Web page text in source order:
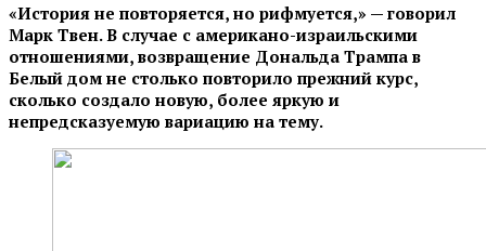
«История не повторяется, но рифмуется,» — говорил
Марк Твен. В случае с американо-израильскими
отношениями, возвращение Дональда Трампа в
Белый дом не столько повторило прежний курс,
сколько создало новую, более яркую и
непредсказуемую вариацию на тему.